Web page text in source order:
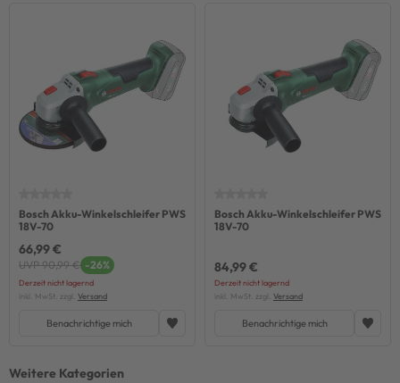
Bosch Akku-Winkelschleifer PWS
18V-70
66,99 €
UVP 90,99 € -26%
Derzeit nicht lagernd
inkl. MwSt. zzgl. Versand
Benachrichtige mich
Bosch Akku-Winkelschleifer PWS
18V-70
84,99 €
Derzeit nicht lagernd
inkl. MwSt. zzgl. Versand
Benachrichtige mich